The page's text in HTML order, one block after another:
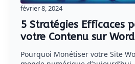
5 Stratégies Efficaces
votre Contenu sur
février 8, 2024
Pourquoi Monétiser votre Site